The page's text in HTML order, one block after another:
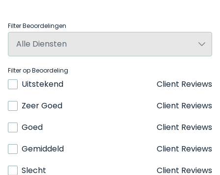
Filter Beoordelingen
Filter op Beoordeling
Uitstekend
Client Reviews
Zeer Goed
Client Reviews
Goed
Client Reviews
Gemiddeld
Client Reviews
Slecht
Client Reviews